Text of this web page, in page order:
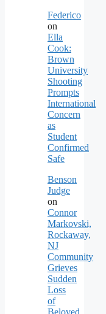
Federico
on
Ella
Cook:
Brown
University
Shooting
Prompts
International
Concern
as
Student
Confirmed
Safe
Benson
Judge
on
Connor
Markovski,
Rockaway,
NJ
Community
Grieves
Sudden
Loss
of
Beloved